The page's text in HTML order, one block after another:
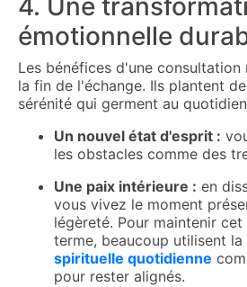
4. Une
émotionnelle
Les bénéfices d'une consultation
la fin de l'échange. Ils plantent
sérénité qui germent au
Un nouvel état d'esprit :
les obstacles comme des
Une paix intérieure : en
vous vivez le moment
légèreté. Pour maintenir
terme, beaucoup utilisent la
spirituelle quotidienne
pour rester alignés.